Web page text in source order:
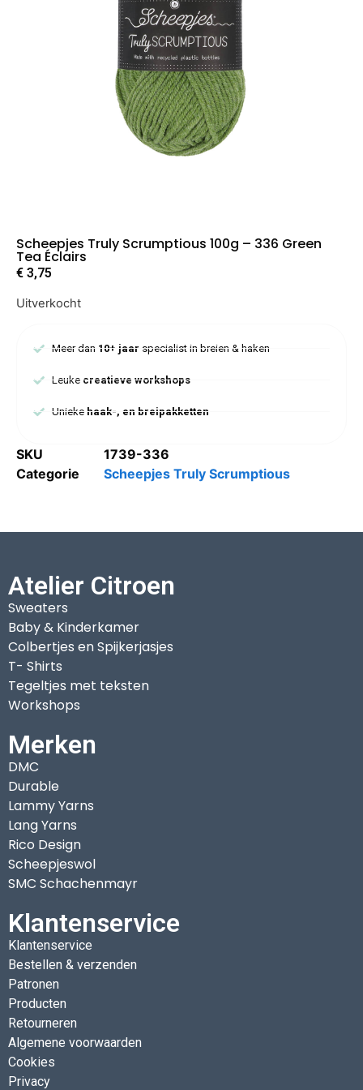
Scheepjes Truly Scrumptious 100g – 336 Green
Tea Éclairs
€ 3,75
Uitverkocht
Meer dan 10+ jaar specialist in breien & haken
Leuke creatieve workshops
Uniekehaak-, en breipakketten
SKU
1739-336
Categorie
Scheepjes Truly Scrumptious
Atelier Citroen
Sweaters
Baby & Kinderkamer
Colbertjes en Spijkerjasjes
T- Shirts
Tegeltjes met teksten
Workshops
Merken
DMC
Durable
Lammy Yarns
Lang Yarns
Rico Design
Scheepjeswol
SMC Schachenmayr
Klantenservice
Klantenservice
Bestellen & verzenden
Patronen
Producten
Retourneren
Algemene voorwaarden
Cookies
Privacy